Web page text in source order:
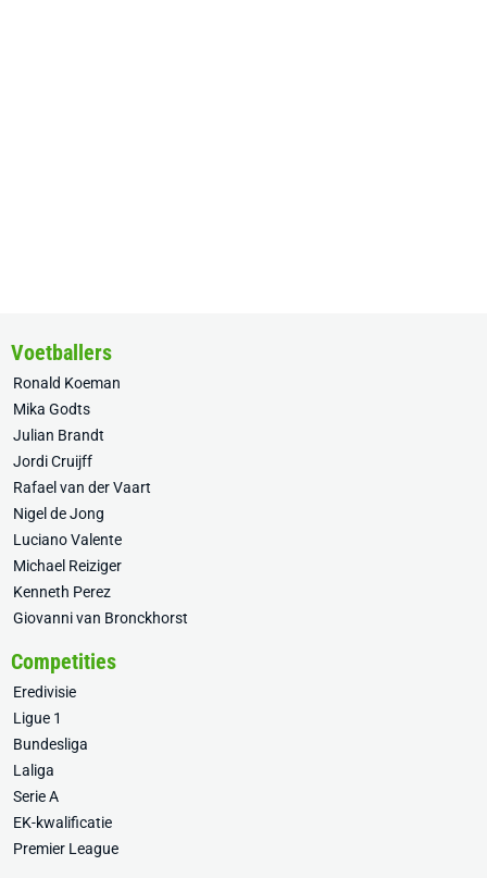
Voetballers
Ronald Koeman
Mika Godts
Julian Brandt
Jordi Cruijff
Rafael van der Vaart
Nigel de Jong
Luciano Valente
Michael Reiziger
Kenneth Perez
Giovanni van Bronckhorst
Competities
Eredivisie
Ligue 1
Bundesliga
Laliga
Serie A
EK-kwalificatie
Premier League